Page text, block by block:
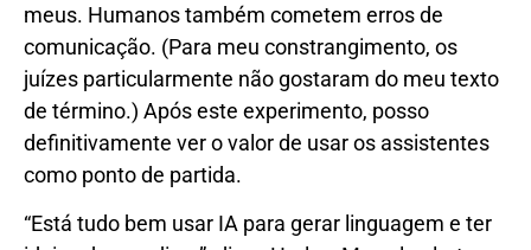
meus. Humanos também cometem erros de
comunicação. (Para meu constrangimento, os
juízes particularmente não gostaram do meu texto
de término.) Após este experimento, posso
definitivamente ver o valor de usar os assistentes
como ponto de partida.
“Está tudo bem usar IA para gerar linguagem e ter